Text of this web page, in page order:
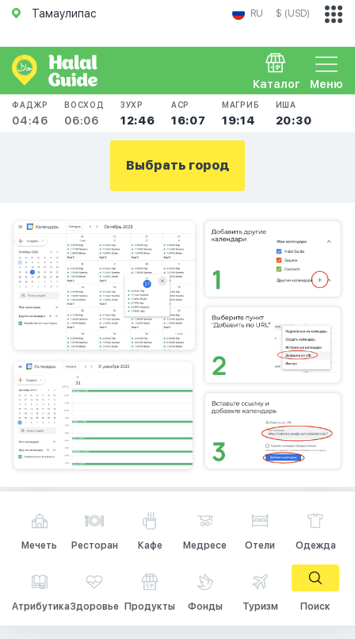
Тамаулипас RU $ (USD)
Меню
Каталог
ФАДЖР
04:46
ВОСХОД
06:06
ЗУХР
12:46
АСР
16:07
МАГРИБ
19:14
ИША
20:30
Выбрать город
Мечеть Ресторан Кафе Медресе Отели Одежда
АтрибутикаЗдоровье Продукты Фонды Туризм Поиск